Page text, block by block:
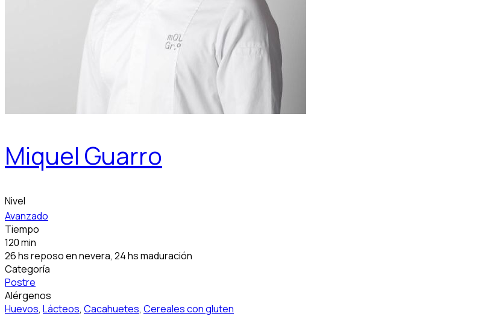
Miquel Guarro
Nivel
Avanzado
Tiempo
120 min
26 hs reposo en nevera, 24 hs maduración
Categoría
Postre
Alérgenos
Huevos, Lácteos, Cacahuetes, Cereales con gluten